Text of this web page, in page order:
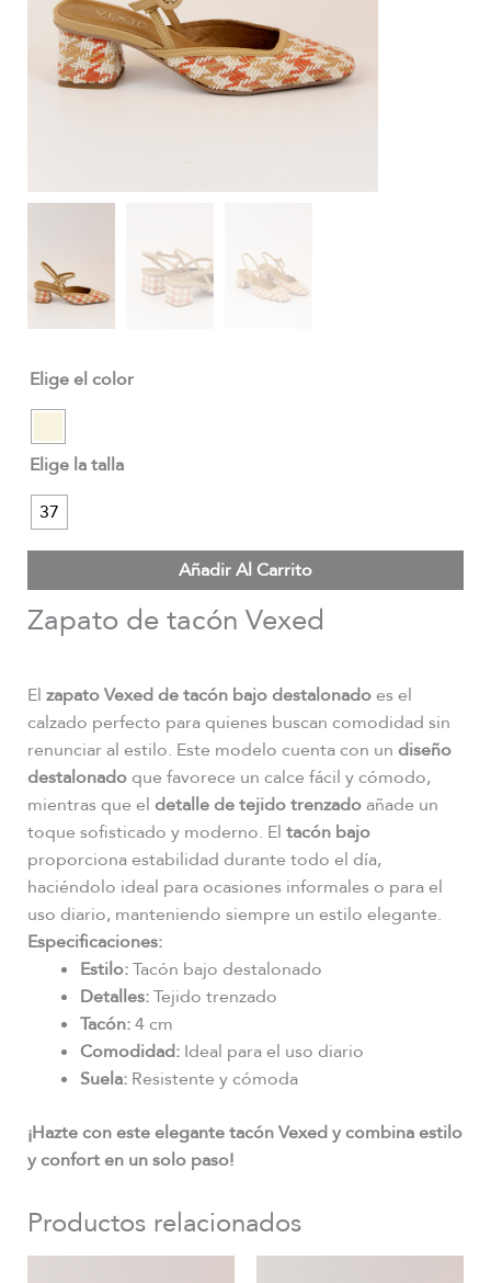
Elige el color
Elige la talla
37
Añadir Al Carrito
Zapato de tacón Vexed
El zapato Vexed de tacón bajo destalonadoes el
calzado perfecto para quienes buscan comodidad sin
renunciar al estilo. Este modelo cuenta con un diseño
destalonadoque favorece un calce fácil y cómodo,
mientras que el detalle de tejido trenzadoañade un
toque sofisticado y moderno. El tacón bajo
proporciona estabilidad durante todo el día,
haciéndolo ideal para ocasiones informales o para el
uso diario, manteniendo siempre un estilo elegante.
Especificaciones:
Estilo:Tacón bajo destalonado
Detalles:Tejido trenzado
Tacón:4 cm
Comodidad:Ideal para el uso diario
Suela:Resistente y cómoda
¡Hazte con este elegante tacón Vexed y combina estilo
y confort en un solo paso!
Productos relacionados